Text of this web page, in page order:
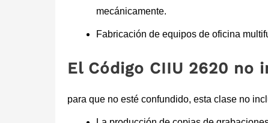
mecánicamente.
Fabricación de equipos de oficina
El Código CIIU 2620 no
para que no esté confundido, esta clase no